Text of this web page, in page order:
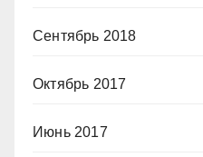
Сентябрь 2018
Октябрь 2017
Июнь 2017